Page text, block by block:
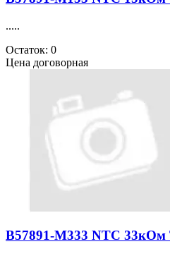
.....
Остаток: 0
Цена договорная
B57891-M333 NTC 33кОм